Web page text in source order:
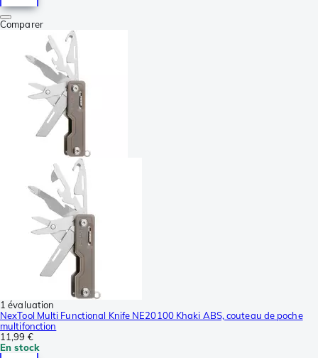
Comparer
1 évaluation
NexTool Multi Functional Knife NE20100 Khaki ABS, couteau de poche
multifonction
11,99 €
En stock